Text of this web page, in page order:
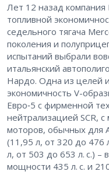
Лет 12 назад
топливной
седельного тягача
поколения и
испытаний выбрали
итальянский
Нардо. Одна из целей
экономичность V-
Евро‑5 с фирменной
нейтрализацией SCR,
моторов, обычных для
(11,95 л, от 320 до 476
л, от 503 до 653 л. с.) –
мощности 435 л. с. и